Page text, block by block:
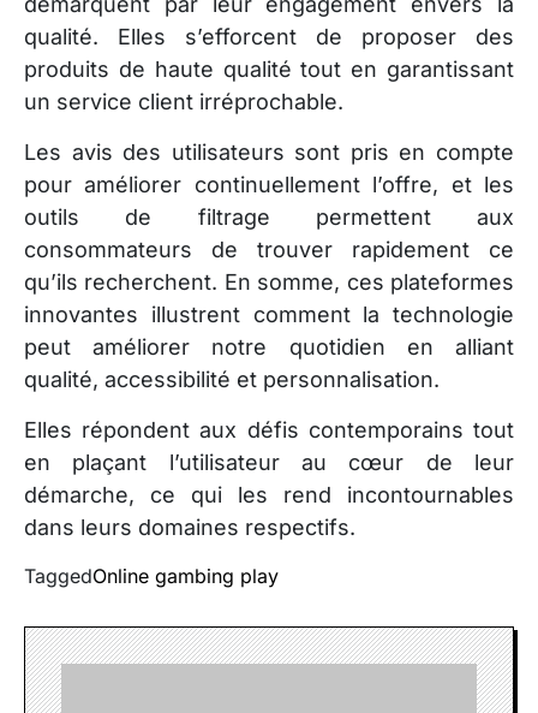
qualité. Elles s’efforcent de proposer des
produits de haute qualité tout en garantissant
un service client irréprochable.
Les avis des utilisateurs sont pris en compte
pour améliorer continuellement l’offre, et les
outils de filtrage permettent aux
consommateurs de trouver rapidement ce
qu’ils recherchent. En somme, ces plateformes
innovantes illustrent comment la technologie
peut améliorer notre quotidien en alliant
qualité, accessibilité et personnalisation.
Elles répondent aux défis contemporains tout
en plaçant l’utilisateur au cœur de leur
démarche, ce qui les rend incontournables
dans leurs domaines respectifs.
TaggedOnline gambing play